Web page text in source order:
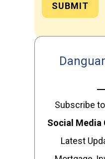
SUBMIT
Subscribe to
Social Media
Latest